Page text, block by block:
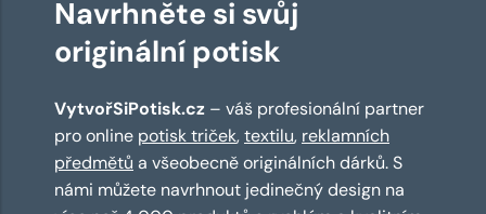
Navrhněte si svůj
originální potisk
VytvořSiPotisk.cz – váš profesionální partner
pro online potisk triček,textilu, reklamních
předmětů a všeobecně originálních dárků. S
námi můžete navrhnout jedinečný design na